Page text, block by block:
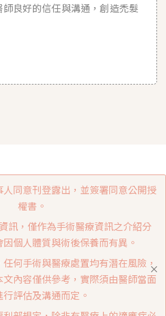
良好的信任與溝通，創造禿髮
同意刊登露出，並簽署同意公開授
權書。
訊，僅作為手術醫療資訊之介紹分
個人體質與術後保養而有異。
何手術與醫療處置均有潛在風險，
內容僅供參考，實際須由醫師當面
行評估及溝通而定。